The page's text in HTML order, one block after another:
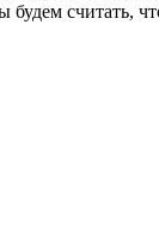
считать,